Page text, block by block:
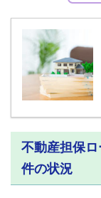
不動産担保
件の状況